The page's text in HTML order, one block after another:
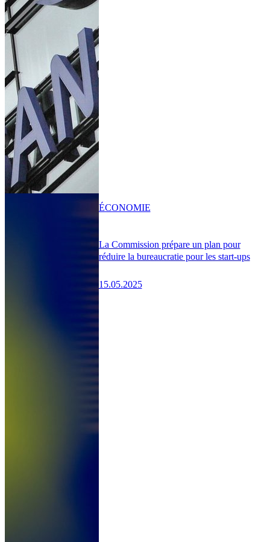
La Commission prépare un plan pour
réduire la bureaucratie pour les start-ups
15.05.2025
ÉCONOMIE